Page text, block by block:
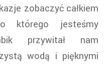
zobaczyć całkiem
jesteśmy
przywitał nam
wodą i pięknymi